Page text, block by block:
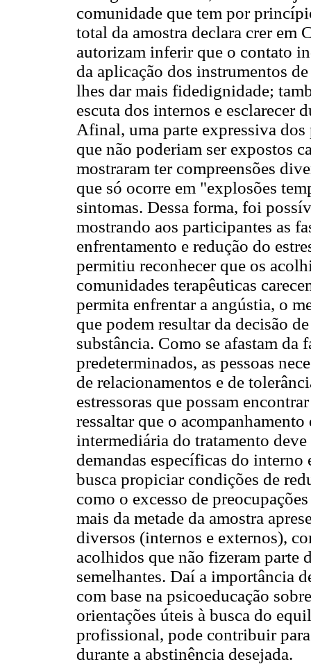
comunidade que tem por
total da amostra declara crer em
autorizam inferir que o contato
da aplicação dos instrumentos
lhes dar mais fidedignidade;
escuta dos internos e esclarecer
Afinal, uma parte expressiva
que não poderiam ser expostos
mostraram ter compreensões
que só ocorre em "explosões
sintomas. Dessa forma, foi
mostrando aos participantes as
enfrentamento e redução do
permitiu reconhecer que os
comunidades terapêuticas
permita enfrentar a angústia, o
que podem resultar da decisão
substância. Como se afastam da
predeterminados, as pessoas
de relacionamentos e de
estressoras que possam
ressaltar que o
intermediária do tratamento
demandas específicas do
busca propiciar condições de
como o excesso de
mais da metade da amostra
diversos (internos e externos),
acolhidos que não fizeram parte
semelhantes. Daí a importância
com base na psicoeducação
orientações úteis à busca do
profissional, pode contribuir
durante a abstinência desejada.